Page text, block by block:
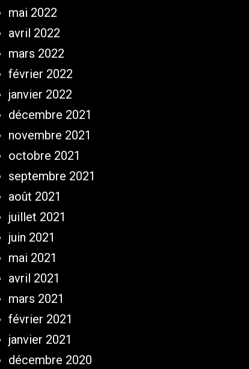
mai 2022
avril 2022
mars 2022
février 2022
janvier 2022
décembre 2021
novembre 2021
octobre 2021
septembre 2021
août 2021
juillet 2021
juin 2021
mai 2021
avril 2021
mars 2021
février 2021
janvier 2021
décembre 2020